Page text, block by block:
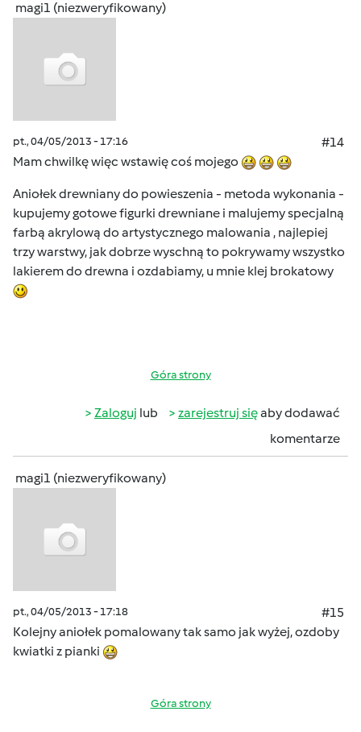
magi1 (niezweryfikowany)
pt., 04/05/2013 - 17:16
#14
Mam chwilkę więc wstawię coś mojego
Aniołek drewniany do powieszenia - metoda wykonania -
kupujemy gotowe figurki drewniane i malujemy specjalną
farbą akrylową do artystycznego malowania , najlepiej
trzy warstwy, jak dobrze wyschną to pokrywamy wszystko
lakierem do drewna i ozdabiamy, u mnie klej brokatowy
Góra strony
Zaloguj lub zarejestruj sięaby dodawać
komentarze
magi1 (niezweryfikowany)
pt., 04/05/2013 - 17:18
#15
Kolejny aniołek pomalowany tak samo jak wyżej, ozdoby
kwiatki z pianki
Góra strony